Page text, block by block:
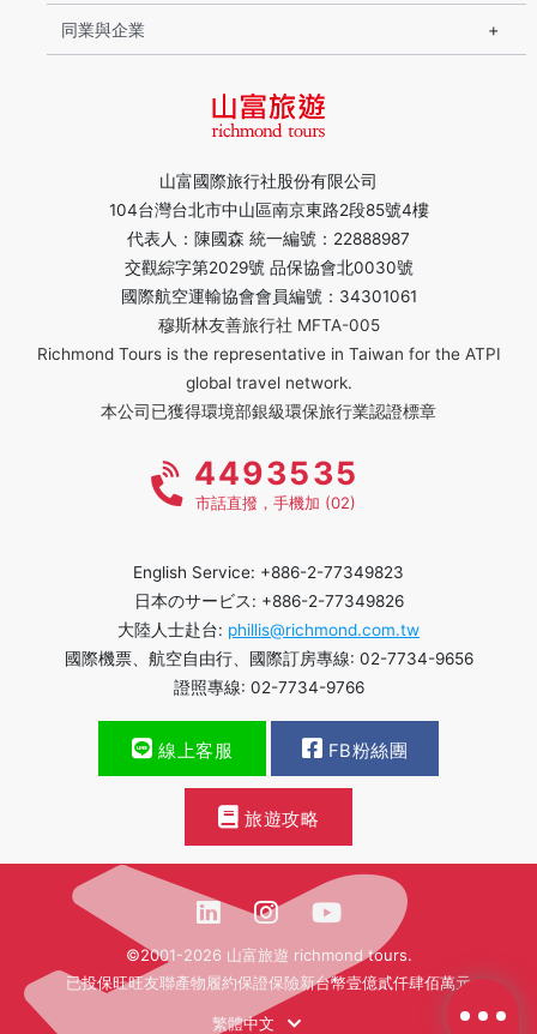
山富國際旅行社股份有限公司
104台灣台北市中山區南京東路2段85號4樓
代表人：陳國森 統一編號：22888987
交觀綜字第2029號 品保協會北0030號
國際航空運輸協會會員編號：34301061
穆斯林友善旅行社 MFTA-005
Richmond Tours is the representative in Taiwan for the ATPI
global travel network.
本公司已獲得環境部銀級環保旅行業認證標章
同業與企業
4493535
市話直撥，手機加 (02)
English Service: +886-2-77349823
日本のサービス: +886-2-77349826
大陸人士赴台: phillis@richmond.com.tw
國際機票、航空自由行、國際訂房專線: 02-7734-9656
證照專線: 02-7734-9766
線上客服 FB粉絲團
旅遊攻略
©2001-2026 山富旅遊 richmond tours.
已投保旺旺友聯產物履約保證保險新台幣壹億貳仟肆佰萬元
繁體中文